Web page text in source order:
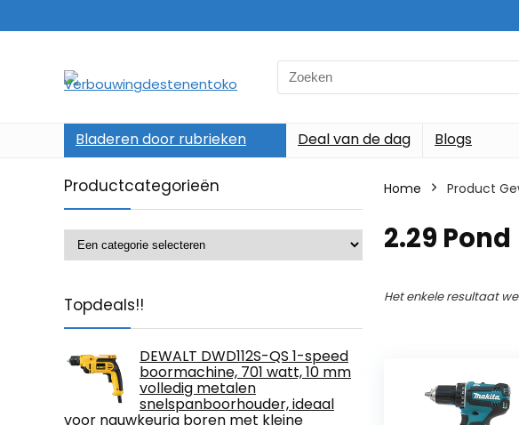
Search
for:
Bladeren door rubrieken Deal van de dag Blogs
Productcategorieën
Topdeals!!
DEWALT DWD112S-QS 1-speed
boormachine, 701 watt, 10 mm
volledig metalen
snelspanboorhouder, ideaal
voor nauwkeurig boren met kleine
Home Product
‎2.29 Pond
Het enkele resultaat